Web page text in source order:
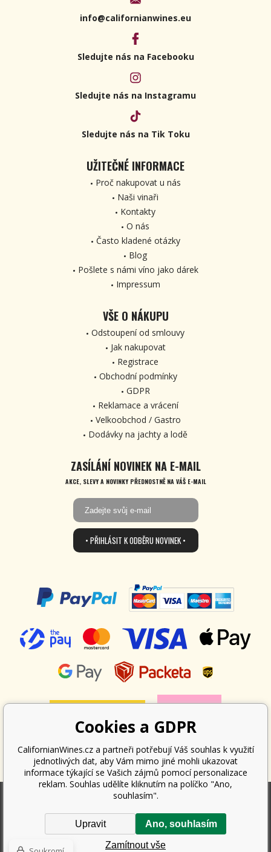
info@californianwines.eu
Sledujte nás na Facebooku
Sledujte nás na Instagramu
Sledujte nás na Tik Toku
UŽITEČNÉ INFORMACE
Proč nakupovat u nás
Naši vinaři
Kontakty
O nás
Často kladené otázky
Blog
Pošlete s námi víno jako dárek
Impressum
VŠE O NÁKUPU
Odstoupení od smlouvy
Jak nakupovat
Registrace
Obchodní podmínky
GDPR
Reklamace a vrácení
Velkoobchod / Gastro
Dodávky na jachty a lodě
ZASÍLÁNÍ NOVINEK NA E-MAIL
AKCE, SLEVY A NOVINKY PŘEDNOSTNĚ NA VÁŠ E-MAIL
• PŘIHLÁSIT K ODBĚRU NOVINEK •
Podle zákona o evidenci tržeb je prodávající povinen vystavit kupujícímu
účtenku. Zároveň je povinen zaevidovat přijatou tržbu u správce daně
online; v případě technického výpadku pak nejpozději do 48 hodin.
Copyright ©
Californian Wines Export s.r.o.
Cookies a GDPR
CalifornianWines.cz a partneři potřebují Váš souhlas k využití
jednotlivých dat, aby Vám mimo jiné mohli ukazovat
informace týkající se Vašich zájmů pomocí personalizace
reklam. Souhlas udělíte kliknutím na políčko "Ano,
souhlasím".
Zamítnout vše
Ano, souhlasím
Upravit